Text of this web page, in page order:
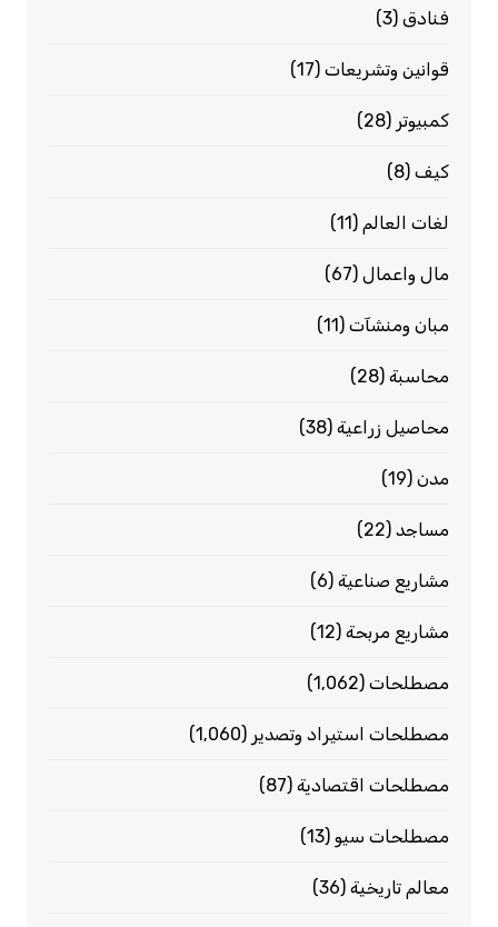
فنادق(3)
قوانين وتشريعات(17)
كمبيوتر (28)
كيف(8)
لغات العالم (11)
مال واعمال(67)
مبان ومنشآت(11)
محاسبة(28)
محاصيل زراعية(38)
مدن(19)
مساجد(22)
مشاريع صناعية(6)
مشاريع مربحة(12)
مصطلحات(1٬062)
مصطلحات استيراد وتصدير (1٬060)
مصطلحات اقتصادية(87)
مصطلحات سيو(13)
معالم تاريخية(36)